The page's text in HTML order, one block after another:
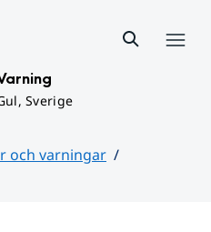
Sverige
och varningar